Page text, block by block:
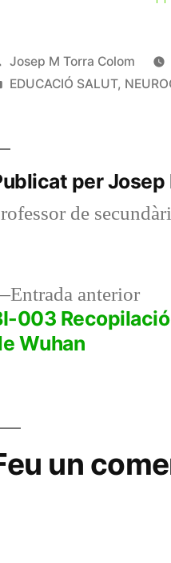
Publicat
per
Josep M Torra Colom
Publicat
EDUCACIÓ SALUT,
per
de
Entrada anterior
003
Wuhan
un